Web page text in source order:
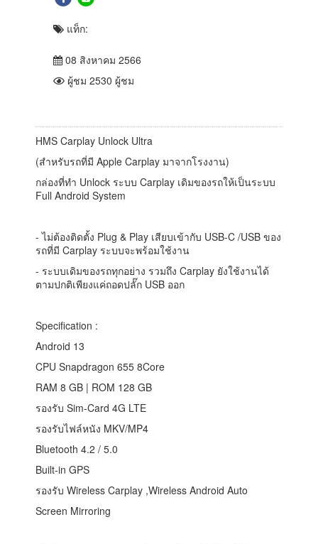
แท็ก:
08 สิงหาคม 2566
ผู้ชม 2530 ผู้ชม
HMS Carplay Unlock Ultra
(สำหรับรถที่มี Apple Carplay มาจากโรงงาน)
กล่องที่ทำ Unlock ระบบ Carplay เดิมของรถให้เป็นระบบ
Full Android System
- ไม่ต้องติดตั้ง Plug & Play เสียบเข้ากับ USB-C /USB ของ
รถที่มี Carplay ระบบจะพร้อมใช้งาน
- ระบบเดิมของรถทุกอย่าง รวมถึง Carplay ยังใช้งานได้
ตามปกติเพียงแค่ถอดปลั๊ก USB ออก
Specification :
Android 13
CPU Snapdragon 655 8Core
RAM 8 GB | ROM 128 GB
รองรับ Sim-Card 4G LTE
รองรับไฟล์หนัง MKV/MP4
Bluetooth 4.2 / 5.0
Built-in GPS
รองรับ Wireless Carplay ,Wireless Android Auto
Screen Mirroring